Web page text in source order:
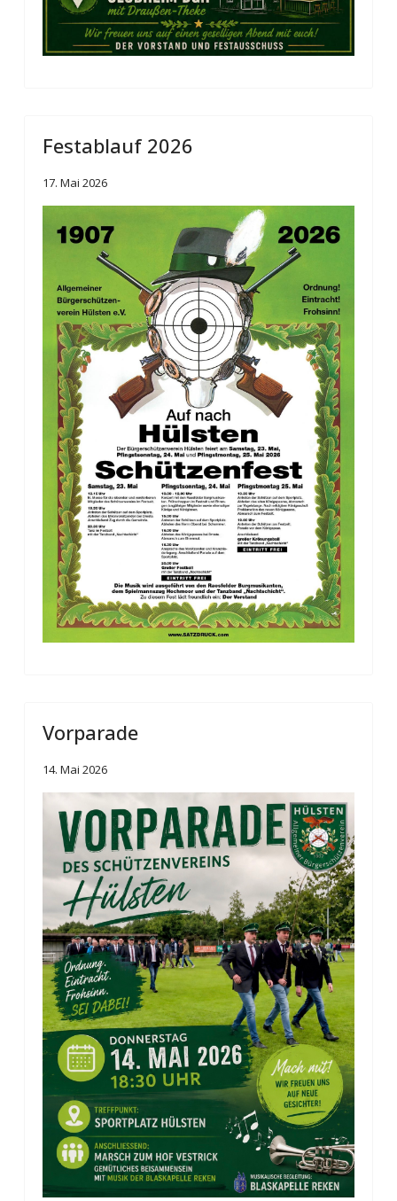
Festablauf 2026
17. Mai 2026
Vorparade
14. Mai 2026